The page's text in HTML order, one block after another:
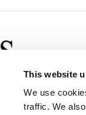
This website
We use
traffic. We